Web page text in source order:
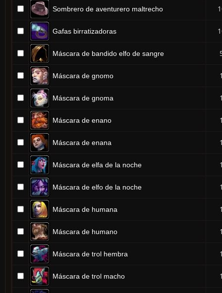
Sombrero de aventurero maltrecho
Gafas birratizadoras
Máscara de bandido elfo de sangre
Máscara de gnomo
Máscara de gnoma
Máscara de enano
Máscara de enana
Máscara de elfa de la noche
Máscara de elfo de la noche
Máscara de humana
Máscara de humano
Máscara de trol hembra
Máscara de trol macho